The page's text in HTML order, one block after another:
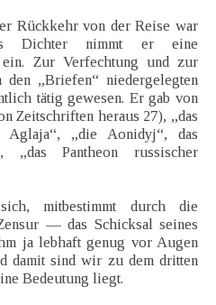
Rückkehr von der Reise war
Dichter nimmt er eine
ein. Zur Verfechtung und zur
„Briefen“ niedergelegten
tätig gewesen. Er gab von
Zeitschriften heraus 27), „das
Aglaja“, „die Aonidyj“, das
„das Pantheon russischer
mitbestimmt durch die
— das Schicksal seines
ja lebhaft genug vor Augen
damit sind wir zu dem dritten
Bedeutung liegt.